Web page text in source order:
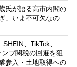
氏が語る高市内閣の
」いま不可欠なの
、TikTok、
プ関税の回避を狙
参入・土地取得への